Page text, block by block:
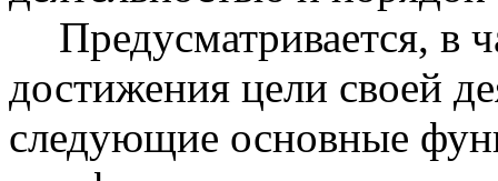
Предусматривается, в
достижения цели своей
следующие основные